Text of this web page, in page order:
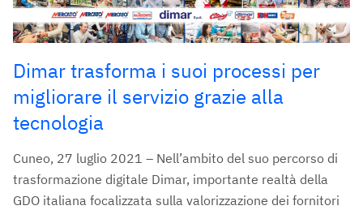
Dimar trasforma i suoi processi per
migliorare il servizio grazie alla
tecnologia
Cuneo, 27 luglio 2021 – Nell’ambito del suo percorso di
trasformazione digitale Dimar, importante realtà della
GDO italiana focalizzata sulla valorizzazione dei fornitori